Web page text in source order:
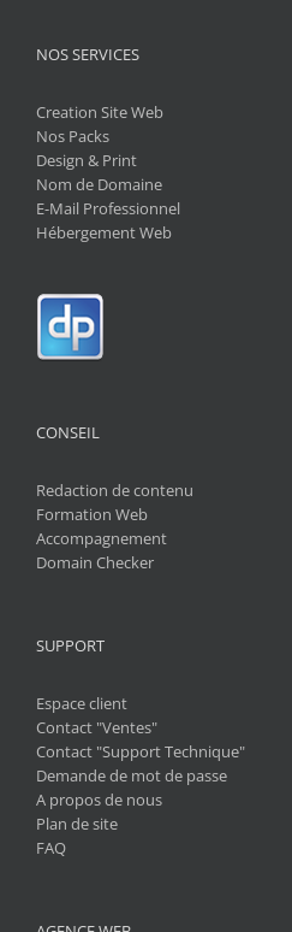
NOS SERVICES
Creation Site Web
Nos Packs
Design & Print
Nom de Domaine
E-Mail Professionnel
Hébergement Web
CONSEIL
Redaction de contenu
Formation Web
Accompagnement
Domain Checker
SUPPORT
Espace client
Contact "Ventes"
Contact "Support Technique"
Demande de mot de passe
A propos de nous
Plan de site
FAQ